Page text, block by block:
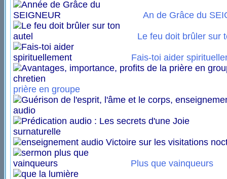
An de Grâce du
Le feu doit brûler sur
Fais-toi aider
prière en groupe
Plus que vainqueurs